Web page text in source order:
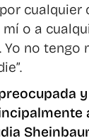
cualquier
o a
Yo no tengo